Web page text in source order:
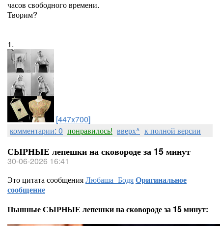
часов свободного времени.
Творим?
1.
[447x700]
комментарии: 0 понравилось! вверх^ к полной версии
СЫРНЫЕ лепешки на сковороде за 15 минут
30-06-2026 16:41
Это цитата сообщенияЛюбаша_БодяОригинальное
сообщение
Пышные СЫРНЫЕ лепешки на сковороде за 15 минут: